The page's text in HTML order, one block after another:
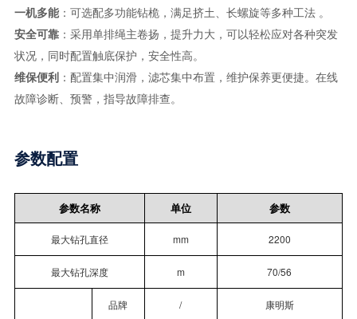
一机多能：可选配多功能钻桅，满足挤土、长螺旋等多种工法 。
安全可靠：采用单排绳主卷扬，提升力大，可以轻松应对各种突发
状况，同时配置触底保护，安全性高。
维保便利：配置集中润滑，滤芯集中布置，维护保养更便捷。在线
故障诊断、预警，指导故障排查。
参数配置
参数名称 单位 参数
最大钻孔直径 mm 2200
最大钻孔深度 m 70/56
品牌 / 康明斯